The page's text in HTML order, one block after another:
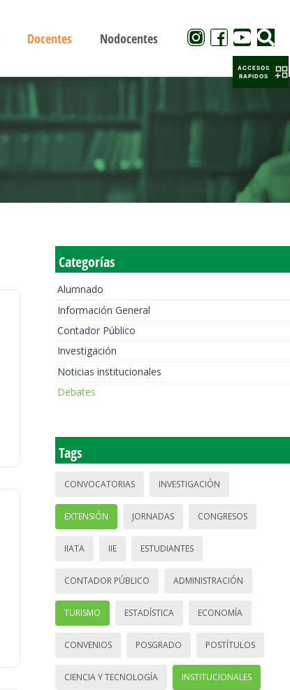
Docentes Nodocentes
Categorías
Alumnado
Información General
Contador Público
Investigación
Noticias institucionales
Debates
Tags
CONVOCATORIAS INVESTIGACIÓN
EXTENSIÓN JORNADAS CONGRESOS
IIATA IIE ESTUDIANTES
CONTADOR PÚBLICO ADMINISTRACIÓN
TURISMO ESTADÍSTICA ECONOMÍA
CONVENIOS POSGRADO POSTÍTULOS
CIENCIA Y TECNOLOGÍA INSTITUCIONALES
ACCESOS
RAPIDOS